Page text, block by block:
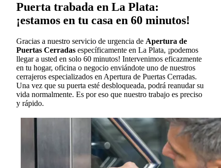
Puerta trabada en La Plata:
¡estamos en tu casa en 60 minutos!
Gracias a nuestro servicio de urgencia de Apertura de
Puertas Cerradas específicamente en La Plata, ¡podemos
llegar a usted en solo 60 minutos! Intervenimos eficazmente
en tu hogar, oficina o negocio enviándote uno de nuestros
cerrajeros especializados en Apertura de Puertas Cerradas.
Una vez que su puerta esté desbloqueada, podrá reanudar su
vida normalmente. Es por eso que nuestro trabajo es preciso
y rápido.